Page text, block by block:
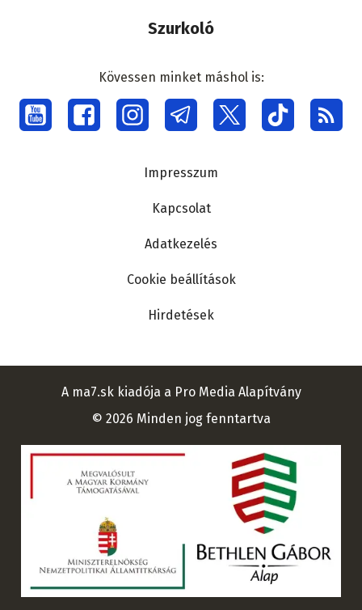
Szurkoló
Social
menu
Kövessen minket máshol is:
Impresszum
Kapcsolat
Adatkezelés
Cookie beállítások
Hirdetések
A ma7.sk kiadója a Pro Media Alapítvány
© 2026 Minden jog fenntartva